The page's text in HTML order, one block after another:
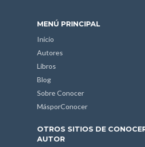
MENÚ PRINCIPAL
Inicio
Autores
Libros
Blog
Sobre Conocer
MásporConocer
OTROS SITIOS DE
AUTOR